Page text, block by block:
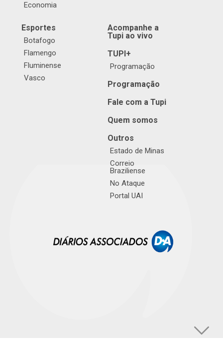
Economia
Esportes
Botafogo
Flamengo
Fluminense
Vasco
Acompanhe a
Tupi ao vivo
TUPI+
Programação
Programação
Fale com a Tupi
Quem somos
Outros
Estado de Minas
Correio
Braziliense
No Ataque
Portal UAI